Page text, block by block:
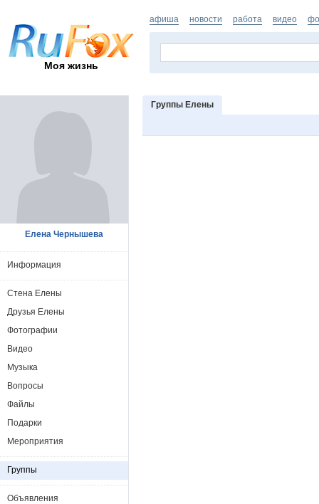
Моя жизнь
афиша новости работа видео
Группы Елены
Елена Чернышева
Информация
Стена Елены
Друзья Елены
Фотографии
Видео
Музыка
Вопросы
Файлы
Подарки
Мероприятия
Группы
Объявления